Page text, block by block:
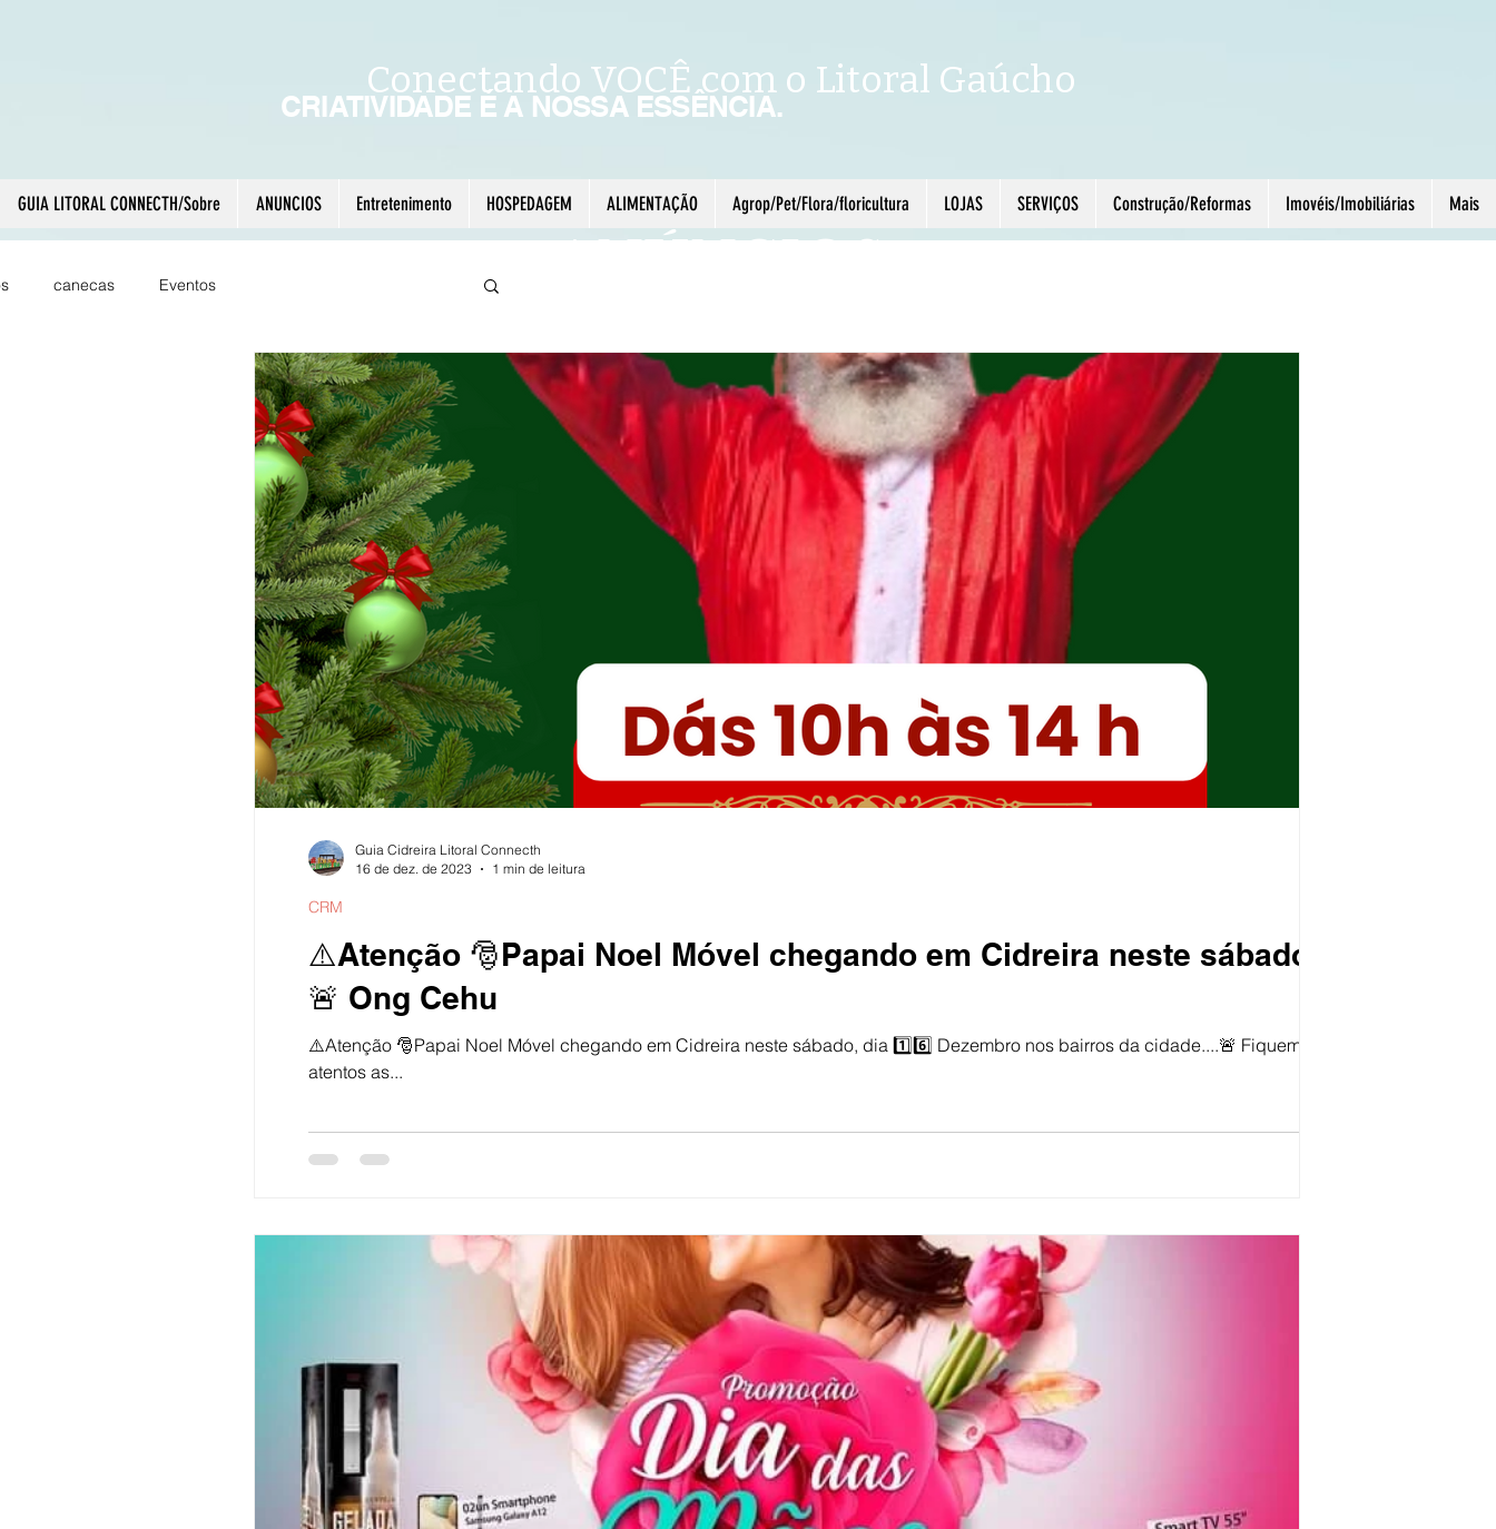
Conectando VOCÊ com o Litoral Gaúcho
GUIA LITORAL CONNECTH/Sobre ANUNCIOS Entretenimento HOSPEDAGEM ALIMENTAÇÃO Agrop/Pet/Flora/floricultura LOJAS SERVIÇOS Construção/Reformas Imovéis/Imobiliárias Mais
ANÚNCIOS
canecas Eventos
⚠️Atenção 🎅Papai Noel Móvel chegando em Cidreira neste sábado,
🚨 Ong Cehu
⚠️Atenção 🎅Papai Noel Móvel chegando em Cidreira neste sábado, dia 1️⃣6️⃣ Dezembro nos bairros da cidade....🚨 Fiquem
atentos as...
CRM
Guia Cidreira Litoral Connecth
16 de dez. de 2023
1 min de leitura
CRIATIVIDADE É A NOSSA ESSÊNCIA.